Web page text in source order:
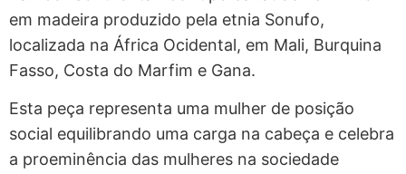
em madeira produzido pela etnia Sonufo,
localizada na África Ocidental, em Mali, Burquina
Fasso, Costa do Marfim e Gana.
Esta peça representa uma mulher de posição
social equilibrando uma carga na cabeça e celebra
a proeminência das mulheres na sociedade